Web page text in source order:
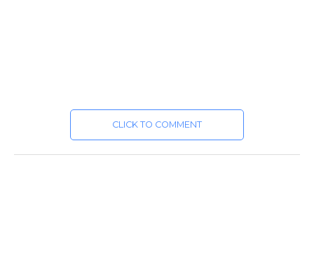
CLICK TO COMMENT